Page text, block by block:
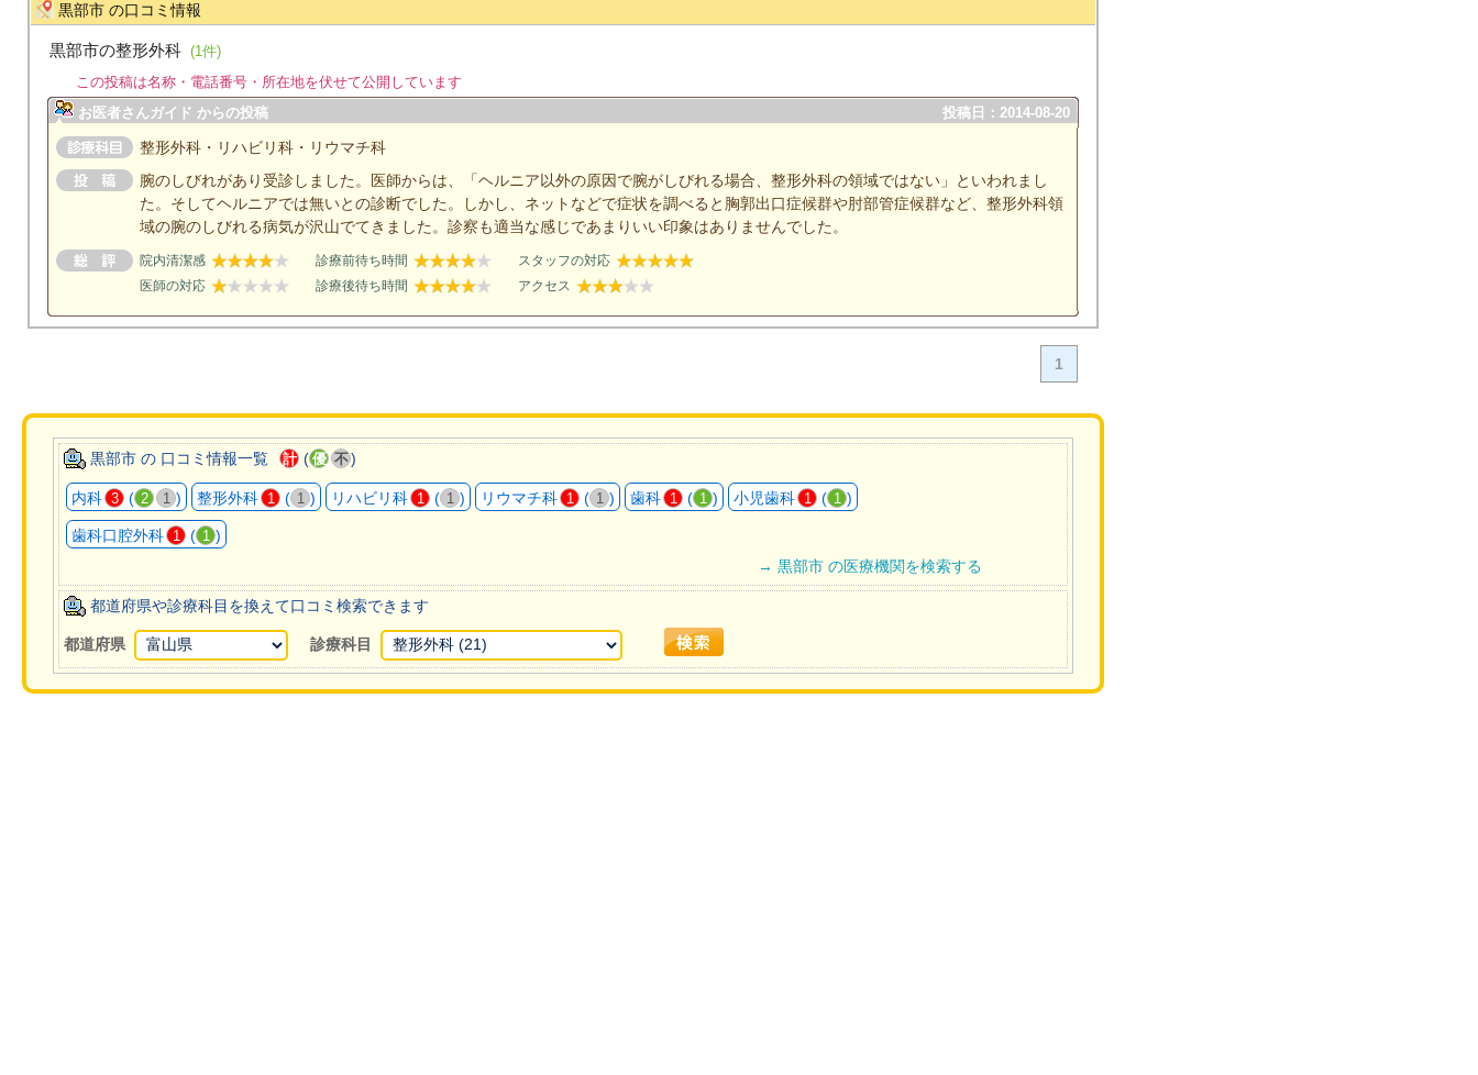
黒部市 の口コミ情報
黒部市の整形外科 (1件)
この投稿は名称・電話番号・所在地を伏せて公開しています
お医者さんガイド からの投稿
投稿日：2014-08-20
整形外科・リハビリ科・リウマチ科
腕のしびれがあり受診しました。医師からは、「ヘルニア以外の原因で腕がしびれる場合、整形外科の領域ではない」といわれまし
た。そしてヘルニアでは無いとの診断でした。しかし、ネットなどで症状を調べると胸郭出口症候群や肘部管症候群など、整形外科領
域の腕のしびれる病気が沢山でてきました。診察も適当な感じであまりいい印象はありませんでした。
院内清潔感 診療前待ち時間
スタッフの対応
医師の対応
診療後待ち時間 アクセス
1
黒部市 の 口コミ情報一覧 計 (優 不)
内科 3 ( 2 1 ) 整形外科 1 ( 1 ) リハビリ科 1 ( 1 ) リウマチ科 1 ( 1 ) 歯科 1 ( 1 ) 小児歯科 1 ( 1 )
歯科口腔外科 1 ( 1 )
→ 黒部市 の医療機関を検索する
都道府県や診療科目を換えて口コミ検索できます
都道府県 診療科目